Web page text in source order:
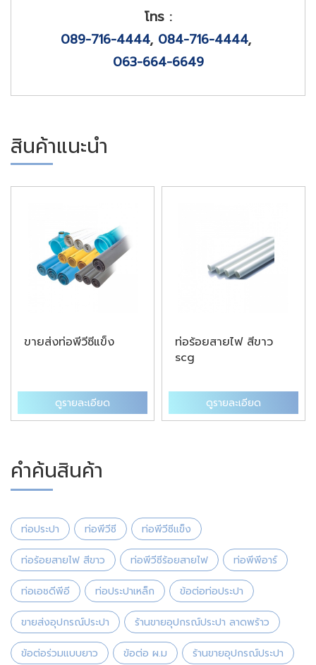
โทร :
089-716-4444, 084-716-4444,
063-664-6649
สินค้าแนะนำ
ขายส่งท่อพีวีซีแข็ง
ดูรายละเอียด
ท่อร้อยสายไฟ สีขาว
scg
ดูรายละเอียด
คำค้นสินค้า
ท่อประปา ท่อพีวีซี ท่อพีวีซีแข็ง
ท่อร้อยสายไฟ สีขาว ท่อพีวีซีร้อยสายไฟ ท่อพีพีอาร์
ท่อเอชดีพีอี ท่อประปาเหล็ก ข้อต่อท่อประปา
ขายส่งอุปกรณ์ประปา ร้านขายอุปกรณ์ประปา ลาดพร้าว
ข้อต่อร่วมแบบยาว ข้อต่อ ผ.ม ร้านขายอุปกรณ์ประปา